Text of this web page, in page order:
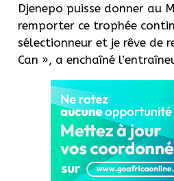
Djenepo puisse donner au
remporter ce trophée
sélectionneur et je rêve de
Can », a enchaîné